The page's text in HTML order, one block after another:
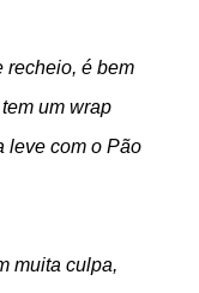
recheio, é bem
um wrap
leve com o Pão
muita culpa,